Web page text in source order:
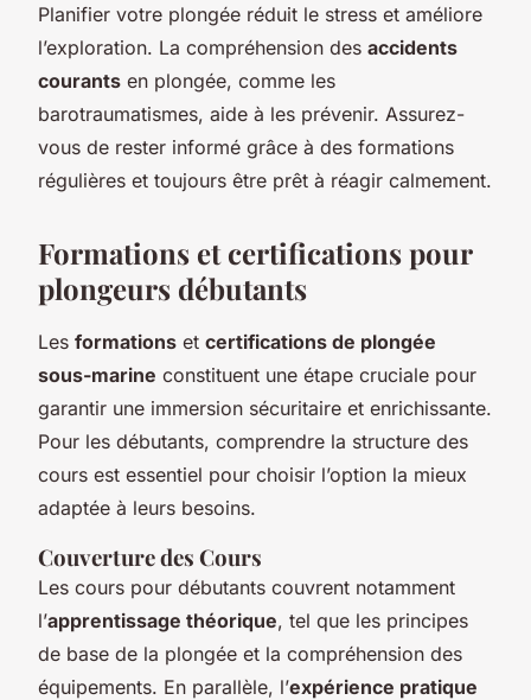
Planifier votre plongée réduit le stress et améliore
l’exploration. La compréhension des accidents
courants en plongée, comme les
barotraumatismes, aide à les prévenir. Assurez-
vous de rester informé grâce à des formations
régulières et toujours être prêt à réagir calmement.
Formations et certifications pour
plongeurs débutants
Les formations et certifications de plongée
sous-marine constituent une étape cruciale pour
garantir une immersion sécuritaire et enrichissante.
Pour les débutants, comprendre la structure des
cours est essentiel pour choisir l’option la mieux
adaptée à leurs besoins.
Couverture des Cours
Les cours pour débutants couvrent notamment
l’apprentissage théorique, tel que les principes
de base de la plongée et la compréhension des
équipements. En parallèle, l’expérience pratique